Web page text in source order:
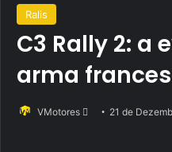
Ralis
C3 Rally 2: a
arma
VMotores
Send 21 de